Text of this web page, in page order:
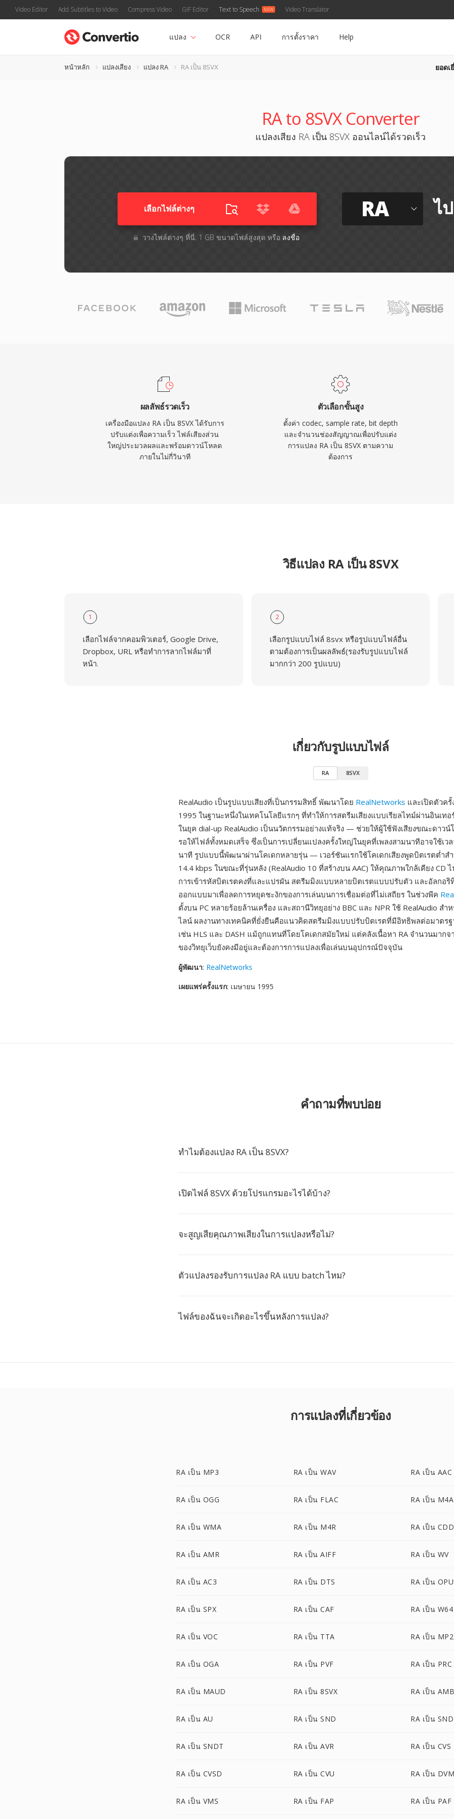
Video Editor Add Subtitles to Video Compress Video GIF Editor Text to Speech Video Translator
แปลง OCR API การตั้งราคา Help
หน้าหลัก แปลงเสียง แปลง RA RA เป็น 8SVX ยอดเ
RA to 8SVX Converter
แปลงเสียง RA เป็น 8SVX ออนไลน์ได้รวดเร็ว
เลือกไฟล์ต่างๆ​
วางไฟล์ต่างๆ​ ที่นี่. 1 GB ขนาดไฟล์สูงสุด หรือ ลงชื่อ
RA ไ
ผลลัพธ์รวดเร็ว
เครื่องมือแปลง RA เป็น 8SVX ได้รับการ
ปรับแต่งเพื่อความเร็ว ไฟล์เสียงส่วน
ใหญ่ประมวลผลและพร้อมดาวน์โหลด
ภายในไม่กี่วินาที
ตัวเลือกขั้นสูง
ตั้งค่า codec, sample rate, bit depth
และจำนวนช่องสัญญาณเพื่อปรับแต่ง
การแปลง RA เป็น 8SVX ตามความ
ต้องการ
วิธีแปลง RA เป็น 8SVX
1
เลือกไฟล์จากคอมพิวเตอร์, Google Drive,
Dropbox, URL หรือทำการลากไฟล์มาที่
หน้า.
2
เลือกรูปแบบไฟล์ 8svx หรือรูปแบบไฟล์อื่น
ตามต้องการเป็นผลลัพธ์(รองรับรูปแบบไฟล์
มากกว่า 200 รูปแบบ)
เกี่ยวกับรูปแบบไฟล์
RA 8SVX
RealAudio เป็นรูปแบบเสียงที่เป็นกรรมสิทธิ์ พัฒนาโดย RealNetworks และเปิดตัวครั้
1995 ในฐานะหนึ่งในเทคโนโลยีแรกๆ ที่ทำให้การสตรีมเสียงแบบเรียลไทม์ผ่านอินเทอ
ในยุค dial-up RealAudio เป็นนวัตกรรมอย่างแท้จริง — ช่วยให้ผู้ใช้ฟังเสียงขณะดาว
รอให้ไฟล์ทั้งหมดเสร็จ ซึ่งเป็นการเปลี่ยนแปลงครั้งใหญ่ในยุคที่เพลงสามนาทีอาจใช้เว
นาที รูปแบบนี้พัฒนาผ่านโคเดกหลายรุ่น — เวอร์ชันแรกใช้โคเดกเสียงพูดบิตเรตต่ำส
14.4 kbps ในขณะที่รุ่นหลัง (RealAudio 10 ที่สร้างบน AAC) ให้คุณภาพใกล้เคียง CD ไ
การเข้ารหัสบิตเรตคงที่และแปรผัน สตรีมมิงแบบหลายบิตเรตแบบปรับตัว และอัลกอ
ออกแบบมาเพื่อลดการหยุดชะงักของการเล่นบนการเชื่อมต่อที่ไม่เสถียร ในช่วงพีค
ตั้งบน PC หลายร้อยล้านเครื่อง และสถานีวิทยุอย่าง BBC และ NPR ใช้ RealAudio ส
ไลน์ ผลงานทางเทคนิคที่ยั่งยืนคือแนวคิดสตรีมมิงแบบปรับบิตเรตที่มีอิทธิพลต่อมาตรฐ
เช่น HLS และ DASH แม้ถูกแทนที่โดยโคเดกสมัยใหม่ แต่คลังเนื้อหา RA จำนวนมากจ
ของวิทยุเว็บยังคงมีอยู่และต้องการการแปลงเพื่อเล่นบนอุปกรณ์ปัจจุบัน
ผู้พัฒนา: RealNetworks
เผยแพร่ครั้งแรก: เมษายน 1995
คำถามที่พบบ่อย
ทำไมต้องแปลง RA เป็น 8SVX?
เปิดไฟล์ 8SVX ด้วยโปรแกรมอะไรได้บ้าง?
จะสูญเสียคุณภาพเสียงในการแปลงหรือไม่?
ตัวแปลงรองรับการแปลง RA แบบ batch ไหม?
ไฟล์ของฉันจะเกิดอะไรขึ้นหลังการแปลง?
การแปลงที่เกี่ยวข้อง
RA เป็น MP3 RA เป็น WAV RA เป็น AAC
RA เป็น OGG RA เป็น FLAC RA เป็น M4A
RA เป็น WMA RA เป็น M4R RA เป็น
RA เป็น AMR RA เป็น AIFF RA เป็น WV
RA เป็น AC3 RA เป็น DTS RA เป็น
RA เป็น SPX RA เป็น CAF RA เป็น W64
RA เป็น VOC RA เป็น TTA RA เป็น MP2
RA เป็น OGA RA เป็น PVF RA เป็น PRC
RA เป็น MAUD RA เป็น 8SVX RA เป็น AMB
RA เป็น AU RA เป็น SND RA เป็น
RA เป็น SNDT RA เป็น AVR RA เป็น CVS
RA เป็น CVSD RA เป็น CVU RA เป็น
RA เป็น VMS RA เป็น FAP RA เป็น PAF